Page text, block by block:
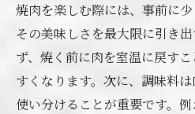
イム
焼肉と温泉が提供す
心を癒す焼肉の香りと
三谷温泉での焼肉デ
焼肉を楽しむ際には、事前に少
その美味しさを最大限に引き
ず、焼く前に肉を室温に戻す
すくなります。次に、調味料
使い分けることが重要です。